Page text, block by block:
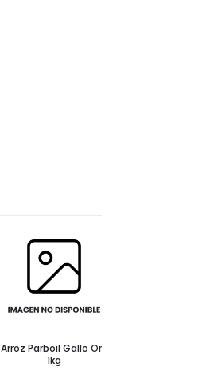
Arroz Parboil Gallo Oro
1kg